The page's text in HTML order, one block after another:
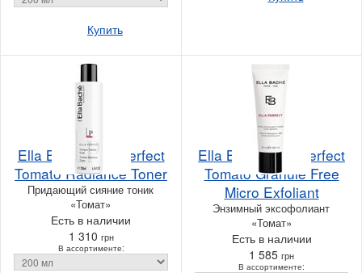
Купить
Ella Bache Ella Perfect
Tomato Radiance Toner
Придающий сияние тоник
«Томат»
Есть в наличии
1 310 грн
В ассортименте:
Ella Bache Ella Perfect
Tomato Granule Free
Micro Exfoliant
Энзимный эксофолиант
«Томат»
Есть в наличии
1 585 грн
В ассортименте: